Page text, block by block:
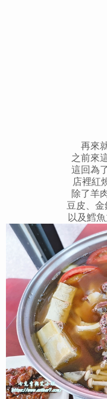
再來
之前來
這回為
店裡紅
除了羊
豆皮、金
以及鱈